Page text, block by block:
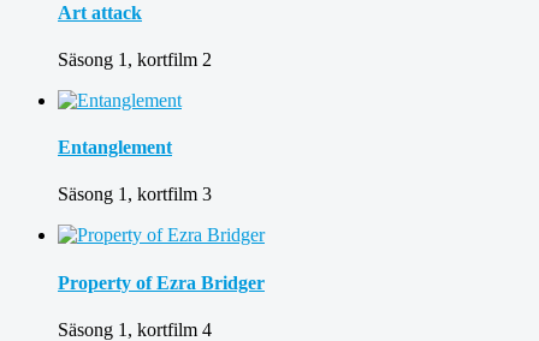
Art attack
Säsong 1, kortfilm 2
Entanglement
Säsong 1, kortfilm 3
Property of Ezra Bridger
Säsong 1, kortfilm 4